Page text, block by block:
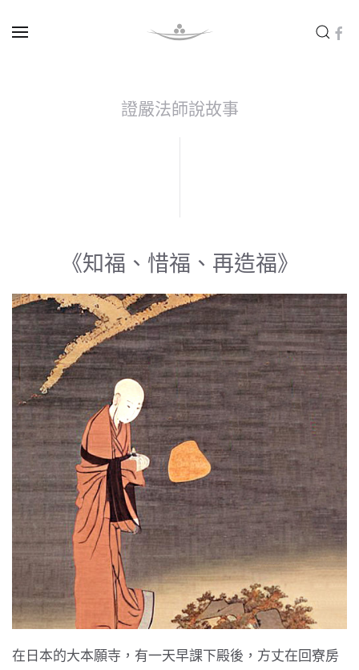
證嚴法師說故事
《知福、惜福、再造福》
在日本的大本願寺，有一天早課下殿後，方丈在回寮房